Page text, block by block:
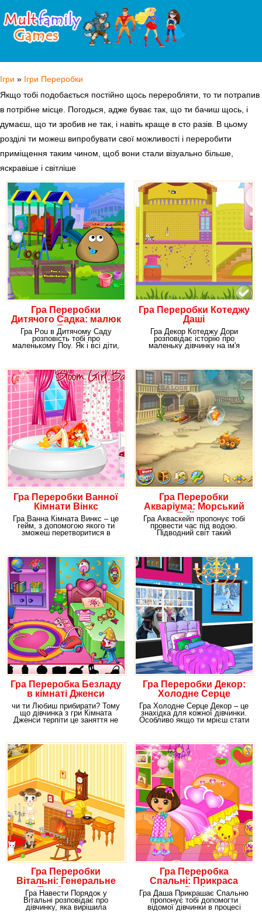
Ігри » Ігри Переробки
Якщо тобі подобається постійно щось переробляти, то ти потрапив
в потрібне місце. Погодься, адже буває так, що ти бачиш щось, і
думаєш, що ти зробив не так, і навіть краще в сто разів. В цьому
розділі ти можеш випробувати свої можливості і переробити
приміщення таким чином, щоб вони стали візуально більше,
яскравіше і світліше
Гра Переробки
Дитячого Садка: малюк
Поу
Гра Pou в Дитячому Саду
розповість тобі про
маленькому Поу. Як і всі діти,
Гра Переробки Котеджу
Даші
Гра Декор Котеджу Дори
розповідає історію про
маленьку дівчинку на ім'я
Гра Переробки Ванної
Кімнати Вінкс
Гра Ванна Кімната Винкс – це
гейм, з допомогою якого ти
зможеш перетворитися в
Гра Переробки
Акваріума: Морський
Пейзаж
Гра Акваскейп пропонує тобі
провести час під водою.
Підводний світ такий
Гра Переробка Безладу
в кімнаті Дженси
чи ти Любиш прибирати? Тому
що дівчинка з гри Кімната
Дженси терпіти це заняття не
Гра Переробки Декор:
Холодне Серце
Гра Холодне Серце Декор – це
знахідка для кожної дівчинки.
Особливо якщо ти мрієш стати
Гра Переробки
Вітальні: Генеральне
Прибирання
Гра Навести Порядок у
Вітальні розповідає про
дівчинку, яка вирішила
Гра Переробка
Спальні: Прикраса
Даші
Гра Даша Прикрашає Спальню
пропонує тобі допомогти
відомої дівчинки в процесі